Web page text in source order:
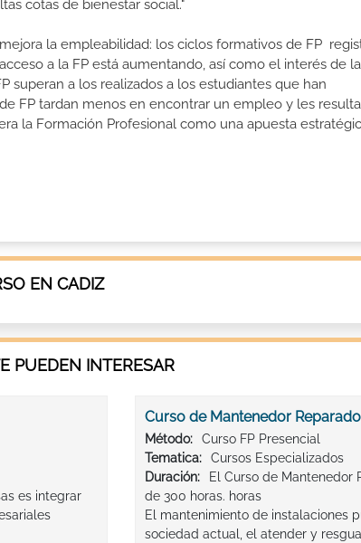
cotas de bienestar social."
la empleabilidad: los ciclos formativos de FP
a la FP está aumentando, así como el interés de
superan a los realizados a los estudiantes que han
FP tardan menos en encontrar un empleo y les resulta
la Formación Profesional como una apuesta
EN CADIZ
PUEDEN INTERESAR
es integrar
Curso de Mantenedor
Método:
Curso FP Presencial
Tematica:
Cursos Especializados
Duración:
El Curso de Mantenedor
de 300 horas. horas
El mantenimiento de instalaciones
sociedad actual, el atender y